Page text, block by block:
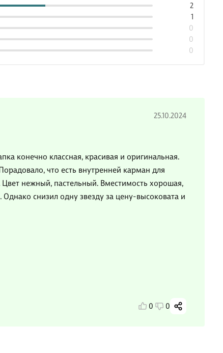
0
0
0
1
2
25.10.2024
конечно классная, красивая и оригинальная.
что есть внутренней карман для
нежный, пастельный. Вместимость хорошая,
снизил одну звезду за цену-высоковата и
0 0